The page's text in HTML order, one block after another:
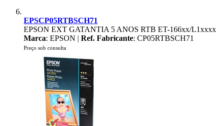
EPSCP05RTBSCH71
EPSON EXT GATANTIA 5 ANOS RTB ET-166xx/L1xxxx
Marca: EPSON | Ref. Fabricante: CP05RTBSCH71
Preço sob consulta